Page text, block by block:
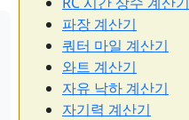
파장 계산기
쿼터 마일 계산기
와트 계산기
자유 낙하 계산기
자기력 계산기